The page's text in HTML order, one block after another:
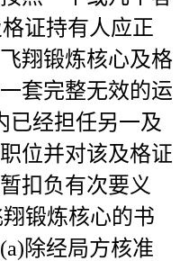
证持有人应正
翔锻炼核心及格
套完整无效的运
已经担任另一及
位并对该及格证
扣负有次要义
锻炼核心的书
除经局方核准